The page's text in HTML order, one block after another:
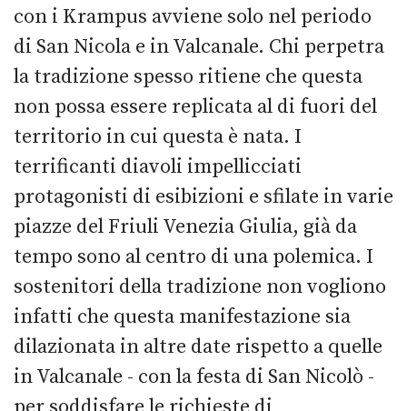
con i Krampus avviene solo nel periodo
di San Nicola e in Valcanale. Chi perpetra
la tradizione spesso ritiene che questa
non possa essere replicata al di fuori del
territorio in cui questa è nata. I
terrificanti diavoli impellicciati
protagonisti di esibizioni e sfilate in varie
piazze del Friuli Venezia Giulia, già da
tempo sono al centro di una polemica. I
sostenitori della tradizione non vogliono
infatti che questa manifestazione sia
dilazionata in altre date rispetto a quelle
in Valcanale - con la festa di San Nicolò -